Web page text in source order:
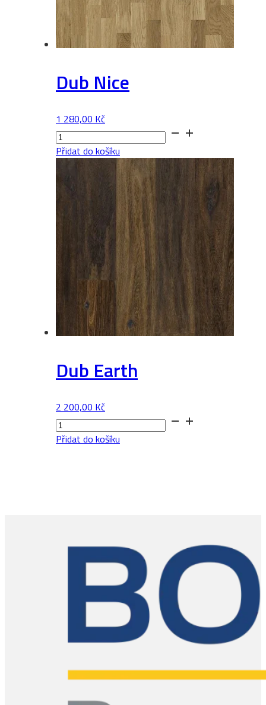
Dub Nice
1 280,00 Kč
Dub
Nice
množství
Přidat do košíku
Dub Earth
2 200,00 Kč
Dub
Earth
Přidat do košíku